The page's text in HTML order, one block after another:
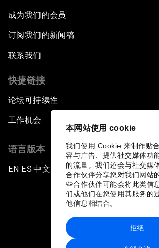
本网站使用 cookie
我们使用 Cookie 来制作贴
容与广告、提供社交媒体功
的流量。我们还会与社交媒
合作伙伴分享您对我们网站
些合作伙伴可能会将此类信
们或他们在您使用其服务的
他信息相结合。
拒绝
成为我们的会员
订阅我们的新闻稿
联系我们
快捷链接
论坛可持续性
工作机会
语言版本
EN ▪ES▪中文▪ 日本語